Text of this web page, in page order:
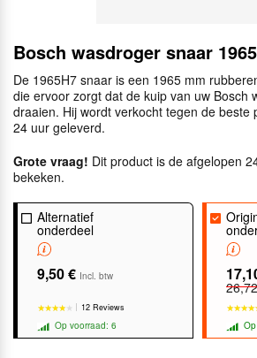
Bosch wasdroger snaar
De 1965H7 snaar is een 1965 mm
die ervoor zorgt dat de kuip van uw Bosch
draaien. Hij wordt verkocht tegen de beste
24 uur geleverd.
Grote vraag! Dit product is de afgelopen
bekeken.
Alternatief
onderdeel
9,50 € Incl. btw
12 Reviews
Op voorraad: 6